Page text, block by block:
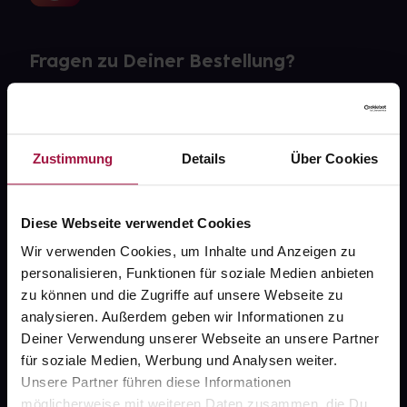
Zustimmung Details Über Cookies
Diese Webseite verwendet Cookies
Wir verwenden Cookies, um Inhalte und Anzeigen zu
personalisieren, Funktionen für soziale Medien anbieten
zu können und die Zugriffe auf unsere Webseite zu
analysieren. Außerdem geben wir Informationen zu
Deiner Verwendung unserer Webseite an unsere Partner
für soziale Medien, Werbung und Analysen weiter.
Unsere Partner führen diese Informationen
Fragen zu Deiner Bestellung?
Über uns
Karriere